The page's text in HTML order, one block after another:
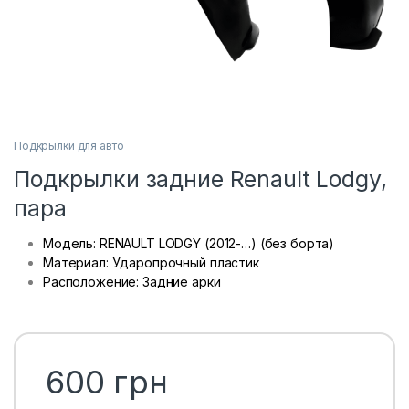
Подкрылки для авто
Подкрылки задние Renault Lodgy,
пара
Модель: RENAULT LODGY (2012-…) (без борта)
Материал: Ударопрочный пластик
Расположение: Задние арки
600 грн